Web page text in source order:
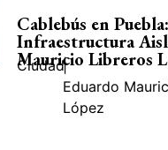
Cablebús en Puebla:
Infraestructura
Mauricio Libreros
Ciudad|
Eduardo
López